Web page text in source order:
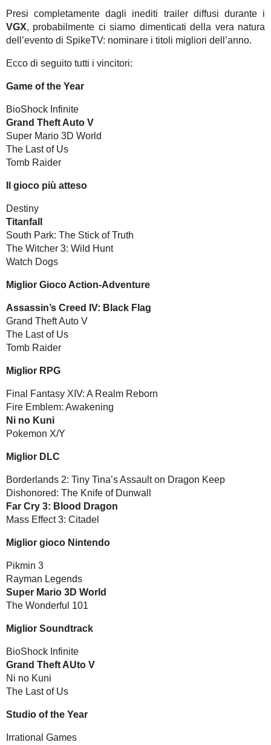
Presi completamente dagli inediti trailer diffusi durante i
VGX, probabilmente ci siamo dimenticati della vera natura
dell’evento di SpikeTV: nominare i titoli migliori dell’anno.
Ecco di seguito tutti i vincitori:
Game of the Year
BioShock Infinite
Grand Theft Auto V
Super Mario 3D World
The Last of Us
Tomb Raider
Il gioco più atteso
Destiny
Titanfall
South Park: The Stick of Truth
The Witcher 3: Wild Hunt
Watch Dogs
Miglior Gioco Action-Adventure
Assassin’s Creed IV: Black Flag
Grand Theft Auto V
The Last of Us
Tomb Raider
Miglior RPG
Final Fantasy XIV: A Realm Reborn
Fire Emblem: Awakening
Ni no Kuni
Pokemon X/Y
Miglior DLC
Borderlands 2: Tiny Tina’s Assault on Dragon Keep
Dishonored: The Knife of Dunwall
Far Cry 3: Blood Dragon
Mass Effect 3: Citadel
Miglior gioco Nintendo
Pikmin 3
Rayman Legends
Super Mario 3D World
The Wonderful 101
Miglior Soundtrack
BioShock Infinite
Grand Theft AUto V
Ni no Kuni
The Last of Us
Studio of the Year
Irrational Games